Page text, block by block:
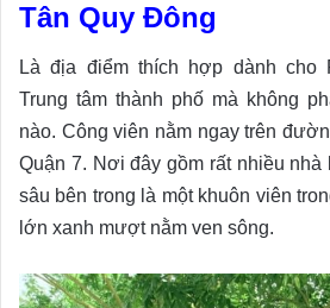
Tân Quy Đông
Là địa điểm thích hợp dành cho
Trung tâm thành phố mà không
nào. Công viên nằm ngay trên
Quận 7. Nơi đây gồm rất nhiều nhà
sâu bên trong là một khuôn viên
lớn xanh mượt nằm ven sông.